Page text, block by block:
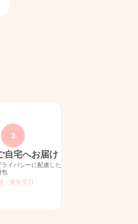
3
自宅へお届け
ライバシーに配慮した
包
：最短翌日